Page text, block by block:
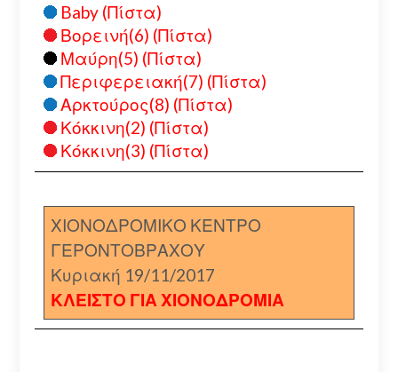
Baby (Πίστα)
Βορεινή(6) (Πίστα)
Μαύρη(5) (Πίστα)
Περιφερειακή(7) (Πίστα)
Αρκτούρος(8) (Πίστα)
Κόκκινη(2) (Πίστα)
Κόκκινη(3) (Πίστα)
ΧΙΟΝΟΔΡΟΜΙΚΟ ΚΕΝΤΡΟ
ΓΕΡΟΝΤΟΒΡΑΧΟΥ
Κυριακή 19/11/2017
ΚΛΕΙΣΤΟ ΓΙΑ ΧΙΟΝΟΔΡΟΜΙΑ